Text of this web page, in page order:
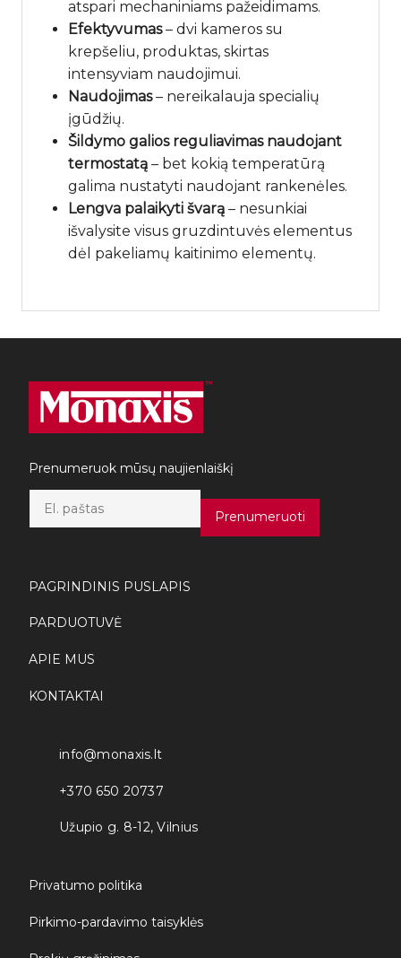
atspari mechaniniams pažeidimams.
Efektyvumas– dvi kameros su
krepšeliu, produktas, skirtas
intensyviam naudojimui.
Naudojimas– nereikalauja specialių
įgūdžių.
Šildymo galios reguliavimas naudojant
termostatą– bet kokią temperatūrą
galima nustatyti naudojant rankenėles.
Lengva palaikyti švarą– nesunkiai
išvalysite visus gruzdintuvės elementus
dėl pakeliamų kaitinimo elementų.
Prenumeruok mūsų naujienlaiškį
a
*
Prenumeruoti
PAGRINDINIS PUSLAPIS
PARDUOTUVĖ
APIE MUS
KONTAKTAI
info@monaxis.lt
+370 650 20737
Užupio g. 8-12, Vilnius
Privatumo politika
Pirkimo-pardavimo taisyklės